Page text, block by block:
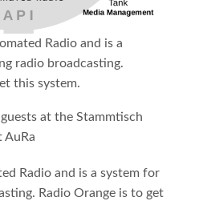
Radio and is a
radio broadcasting.
this system.
at the Stammtisch
AuRa
Radio and is a system for
Radio Orange is to get